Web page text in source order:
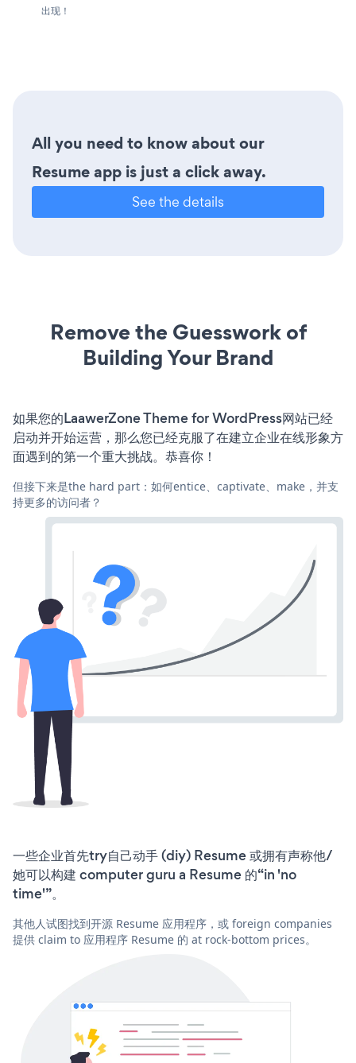
出现！
All you need to know about our
Resume app is just a click away.
See the details
Remove the Guesswork of
Building Your Brand
如果您的LaawerZone Theme for WordPress网站已经
启动并开始运营，那么您已经克服了在建立企业在线形象方
面遇到的第一个重大挑战。恭喜你！
但接下来是the hard part：如何entice、captivate、make，并支
持更多的访问者？
一些企业首先try自己动手 (diy) Resume 或拥有声称他/
她可以构建 computer guru a Resume 的“in 'no
time'”。
其他人试图找到开源 Resume 应用程序，或 foreign companies
提供 claim to 应用程序 Resume 的 at rock-bottom prices。